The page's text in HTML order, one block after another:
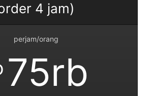
4 jam)
perjam/orang
75rb